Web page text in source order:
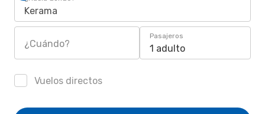
Kerama
¿Cuándo?
Pasajeros
1 adulto
Vuelos directos